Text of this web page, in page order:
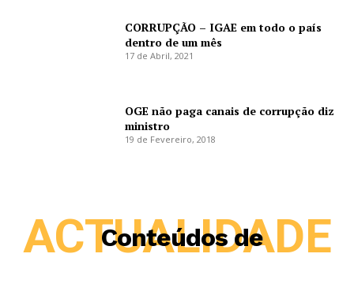
CORRUPÇÃO – IGAE em todo o país
dentro de um mês
17 de Abril, 2021
OGE não paga canais de corrupção diz
ministro
19 de Fevereiro, 2018
Conteúdos de
ACTUALIDADE